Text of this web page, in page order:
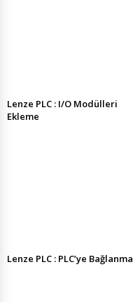
Lenze PLC : I/O Modülleri
Ekleme
Lenze PLC : PLC’ye Bağlanma